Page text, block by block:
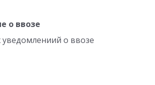
о ввозе
о ввозе